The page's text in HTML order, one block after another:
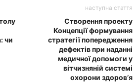
чи
наступна стаття
Створення проекту
Концепції формування
стратегії попередження
дефектів при наданні
медичної допомоги у
вітчизняній системі
охорони здоров’я